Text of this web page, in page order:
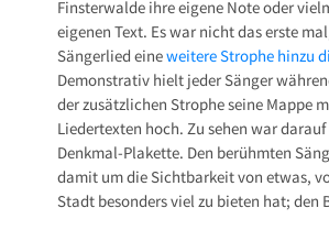
Finsterwalde ihre eigene Note oder
eigenen Text. Es war nicht das erste
Sängerlied eineweitere Strophe hinzu
Demonstrativ hielt jeder Sänger
der zusätzlichen Strophe seine Mappe
Liedertexten hoch. Zu sehen war
Denkmal-Plakette. Den berühmten
damit um die Sichtbarkeit von etwas,
Stadt besonders viel zu bieten hat; den